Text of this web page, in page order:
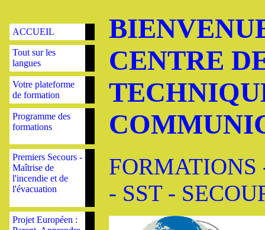
ACCUEIL
Tout sur les
langues
Votre plateforme
de formation
Programme des
formations
Premiers Secours -
Maîtrise de
l'incendie et de
l'évacuation
Projet Européen :
CENTRE
- SST -